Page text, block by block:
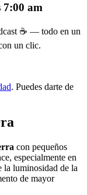
7:00 am
☕ — todo en un
un clic.
. Puedes darte de
con pequeños
especialmente en
la luminosidad de la
de mayor